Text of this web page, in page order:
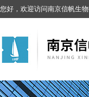
您好，欢迎访问南京信帆生物